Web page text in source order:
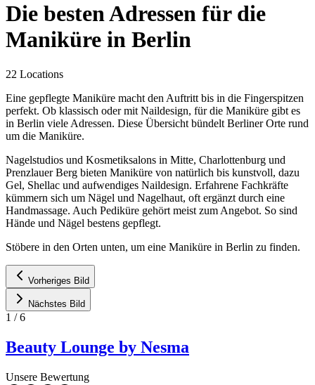
Die besten Adressen für die
Maniküre in Berlin
22 Locations
Eine gepflegte Maniküre macht den Auftritt bis in die Fingerspitzen
perfekt. Ob klassisch oder mit Naildesign, für die Maniküre gibt es
in Berlin viele Adressen. Diese Übersicht bündelt Berliner Orte rund
um die Maniküre.
Nagelstudios und Kosmetiksalons in Mitte, Charlottenburg und
Prenzlauer Berg bieten Maniküre von natürlich bis kunstvoll, dazu
Gel, Shellac und aufwendiges Naildesign. Erfahrene Fachkräfte
kümmern sich um Nägel und Nagelhaut, oft ergänzt durch eine
Handmassage. Auch Pediküre gehört meist zum Angebot. So sind
Hände und Nägel bestens gepflegt.
Stöbere in den Orten unten, um eine Maniküre in Berlin zu finden.
Vorheriges Bild
Nächstes Bild
1 /6
Beauty Lounge by Nesma
Unsere Bewertung